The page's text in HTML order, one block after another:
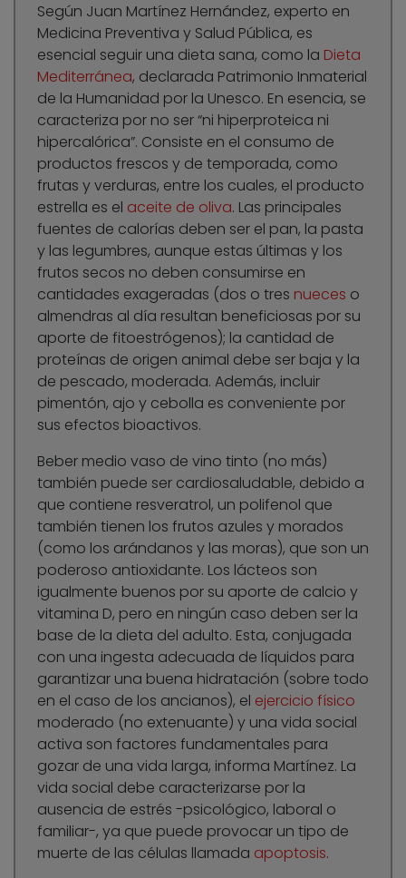
Según Juan Martínez Hernández, experto en
Medicina Preventiva y Salud Pública, es
esencial seguir una dieta sana, como la Dieta
Mediterránea, declarada Patrimonio Inmaterial
de la Humanidad por la Unesco. En esencia, se
caracteriza por no ser “ni hiperproteica ni
hipercalórica”. Consiste en el consumo de
productos frescos y de temporada, como
frutas y verduras, entre los cuales, el producto
estrella es el aceite de oliva. Las principales
fuentes de calorías deben ser el pan, la pasta
y las legumbres, aunque estas últimas y los
frutos secos no deben consumirse en
cantidades exageradas (dos o tres nueces o
almendras al día resultan beneficiosas por su
aporte de fitoestrógenos); la cantidad de
proteínas de origen animal debe ser baja y la
de pescado, moderada. Además, incluir
pimentón, ajo y cebolla es conveniente por
sus efectos bioactivos.
Beber medio vaso de vino tinto (no más)
también puede ser cardiosaludable, debido a
que contiene resveratrol, un polifenol que
también tienen los frutos azules y morados
(como los arándanos y las moras), que son un
poderoso antioxidante. Los lácteos son
igualmente buenos por su aporte de calcio y
vitamina D, pero en ningún caso deben ser la
base de la dieta del adulto. Esta, conjugada
con una ingesta adecuada de líquidos para
garantizar una buena hidratación (sobre todo
en el caso de los ancianos), el ejercicio físico
moderado (no extenuante) y una vida social
activa son factores fundamentales para
gozar de una vida larga, informa Martínez. La
vida social debe caracterizarse por la
ausencia de estrés -psicológico, laboral o
familiar-, ya que puede provocar un tipo de
muerte de las células llamada apoptosis.